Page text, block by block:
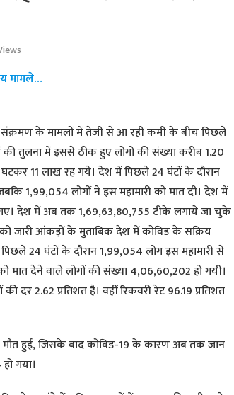
मामले…
संक्रमण के मामलों में तेजी से आ रही कमी के बीच पिछले
तुलना में इससे ठीक हुए लोगों की संख्या करीब 1.20
11 लाख रह गये। देश में पिछले 24 घंटों के दौरान
1,99,054 लोगों ने इस महामारी को मात दी। देश में
गए। देश में अब तक 1,69,63,80,755 टीके लगाये जा चुके
को जारी आंकड़ों के मुताबिक देश में कोविड के सक्रिय
24 घंटों के दौरान 1,99,054 लोग इस महामारी से
मात देने वाले लोगों की संख्या 4,06,60,202 हो गयी।
दर 2.62 प्रतिशत है। वहीं रिकवरी रेट 96.19 प्रतिशत
मौत हुई, जिसके बाद कोविड-19 के कारण अब तक जान
गया।